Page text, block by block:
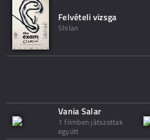
Felvételi vizsga
Shilan
Vania Salar
1 filmben játszottak
együtt